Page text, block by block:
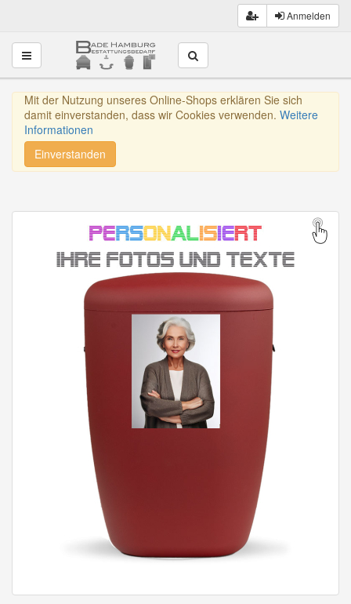
Anmelden
Toggle navigation
Mit der Nutzung unseres Online-Shops erklären Sie sich
damit einverstanden, dass wir Cookies verwenden. Weitere
Informationen
Einverstanden